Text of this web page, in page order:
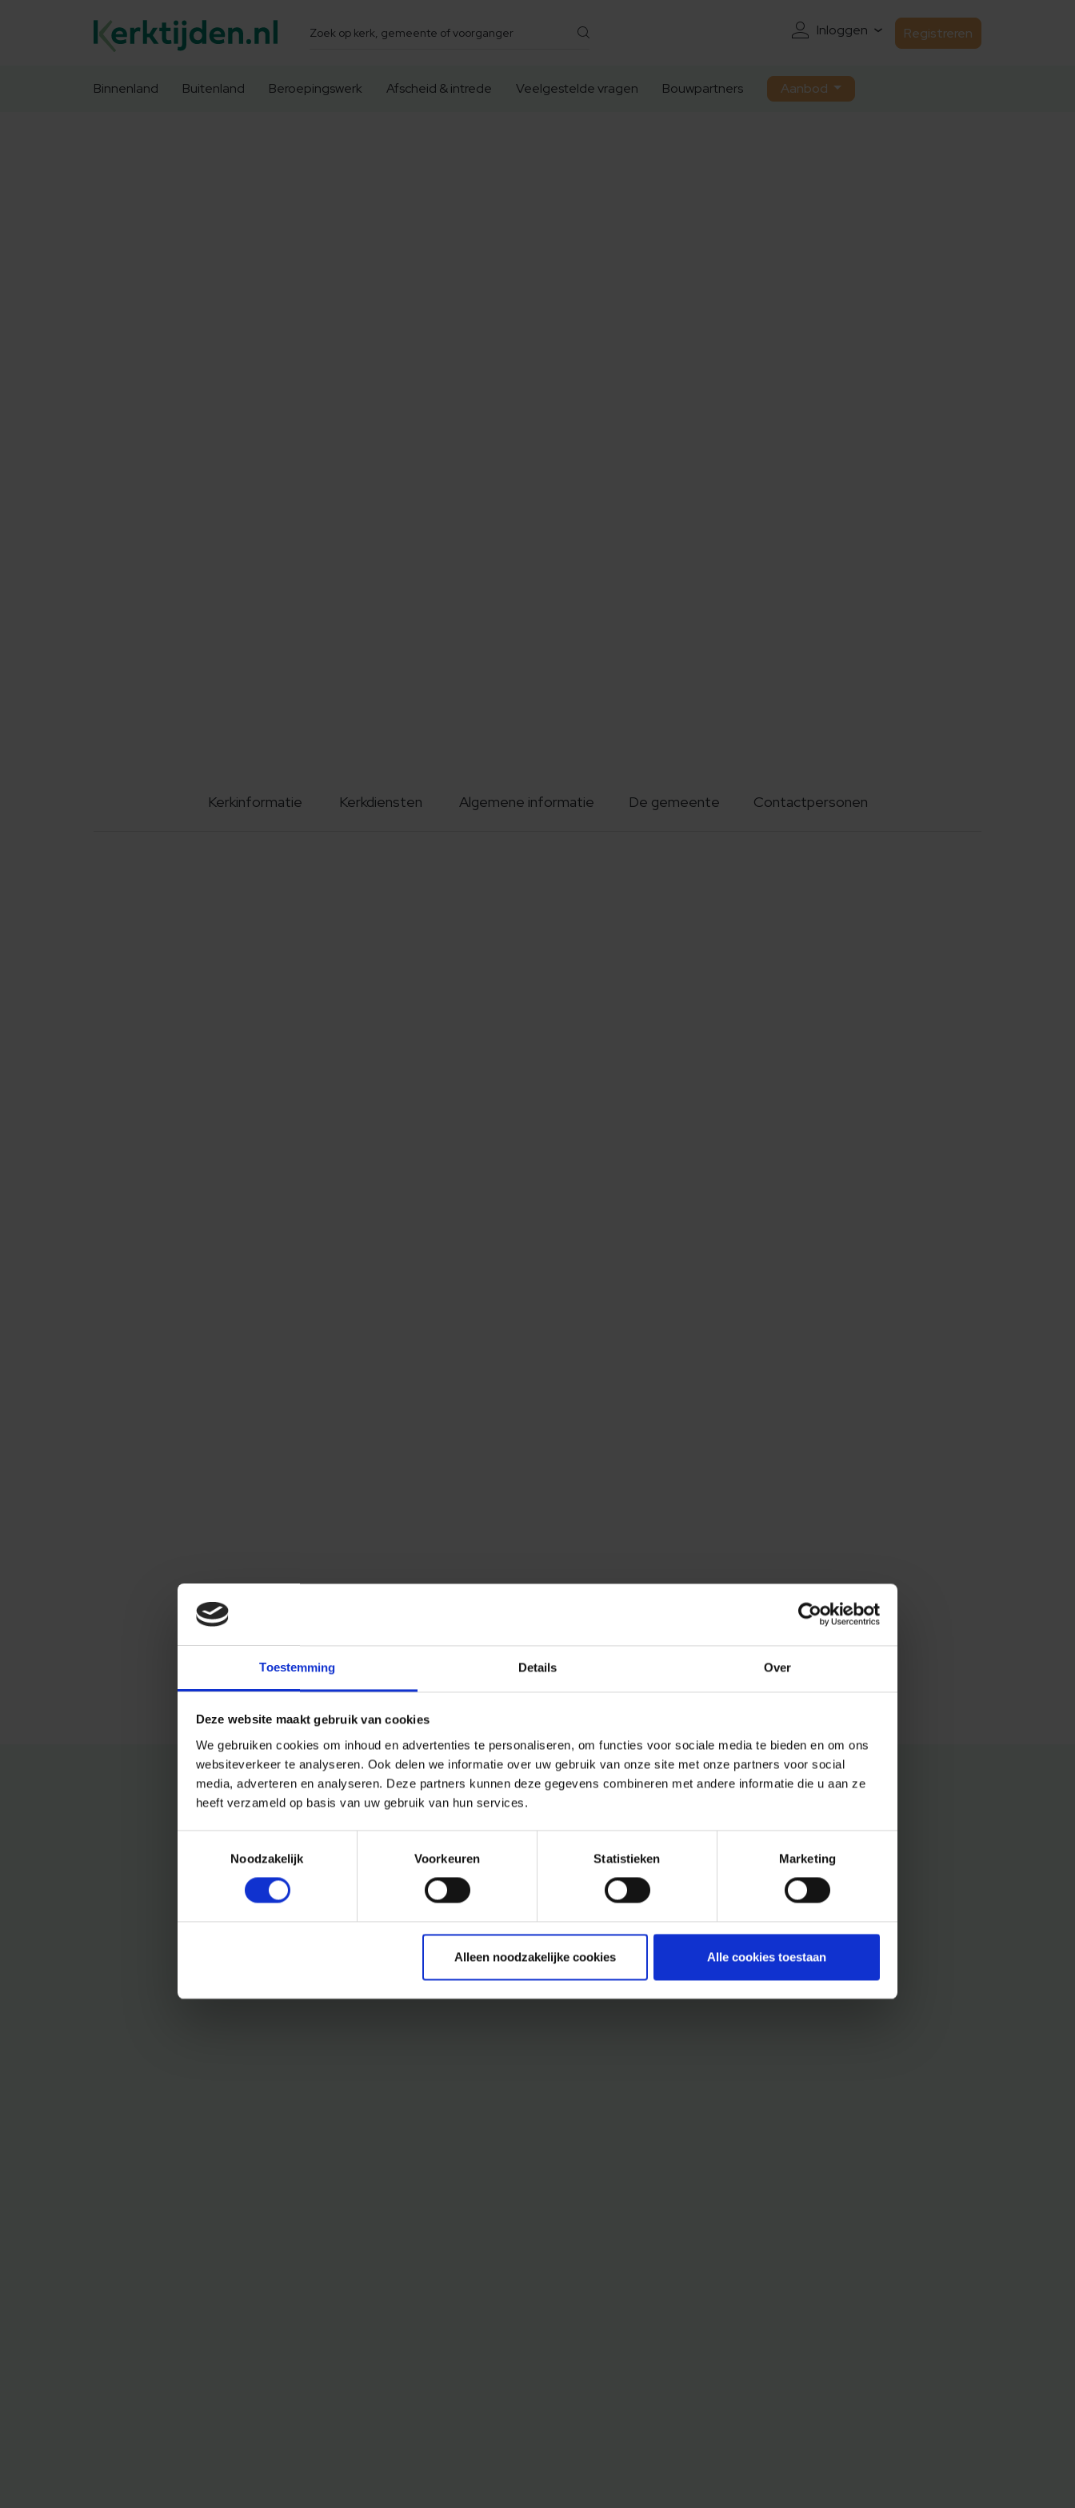
Toestemming Details Over
Deze website maakt gebruik van cookies
We gebruiken cookies om inhoud en advertenties te personaliseren, om functies voor sociale media te bieden en om ons
websiteverkeer te analyseren. Ook delen we informatie over uw gebruik van onze site met onze partners voor social
media, adverteren en analyseren. Deze partners kunnen deze gegevens combineren met andere informatie die u aan ze
heeft verzameld op basis van uw gebruik van hun services.
Noodzakelijk
Voorkeuren Statistieken Marketing
Alleen noodzakelijke cookies Alle cookies toestaan
Zoeken Inloggen Registreren
Binnenland Buitenland Beroepingswerk Afscheid & intrede Veelgestelde vragen Bouwpartners Aanbod
Kerkinformatie Kerkdiensten Algemene informatie De gemeente Contactpersonen